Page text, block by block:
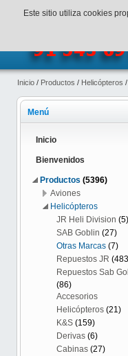
¡Bienvenidos a
Inicio / Productos / Helicópteros /
Menú
Inicio
Bienvenidos
Productos (5396)
Aviones
Helicópteros
JR Heli Division (5)
SAB Goblin (27)
Otras Marcas (7)
Repuestos JR
Repuestos Sab
(86)
Accesorios
Helicópteros (21)
K&S (159)
Derivas (6)
Cabinas (27)
Este sitio utiliza cookies